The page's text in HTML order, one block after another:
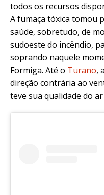
todos os recursos
A fumaça tóxica tomou
saúde, sobretudo, de
sudoeste do incêndio,
soprando naquele
Formiga. Até o Turano,
direção contrária ao
teve sua qualidade do